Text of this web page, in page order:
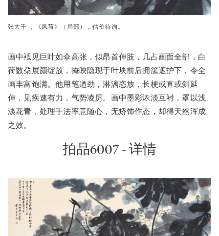
张大千 ，《风荷》（局部），估价待询。
画中袛见巨叶如伞高张，似昂首伸肢，几占画面全部，白
荷数朶展颜绽放，掩映隐现于叶块前后拥簇遮护下，令全
画丰富饱满。他用笔遒劲，淋漓恣放，长梗或直或斜延
伸，见疾速有力，气势凌厉。画中墨彩浓淡互衬，罩以浅
淡花青，处理手法率意随心，无矫饰作态，却得天然浑成
之效。
拍品6007 - 详情